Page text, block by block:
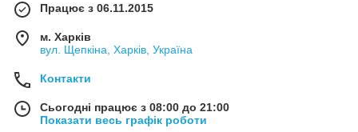
Працює з 06.11.2015
м. Харків
вул. Щепкіна, Харків, Україна
Контакти
Сьогодні працює з 08:00 до 21:00
Показати весь графік роботи